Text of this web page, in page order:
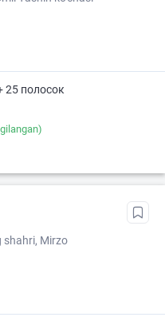
25 полосок
shahri, Mirzo